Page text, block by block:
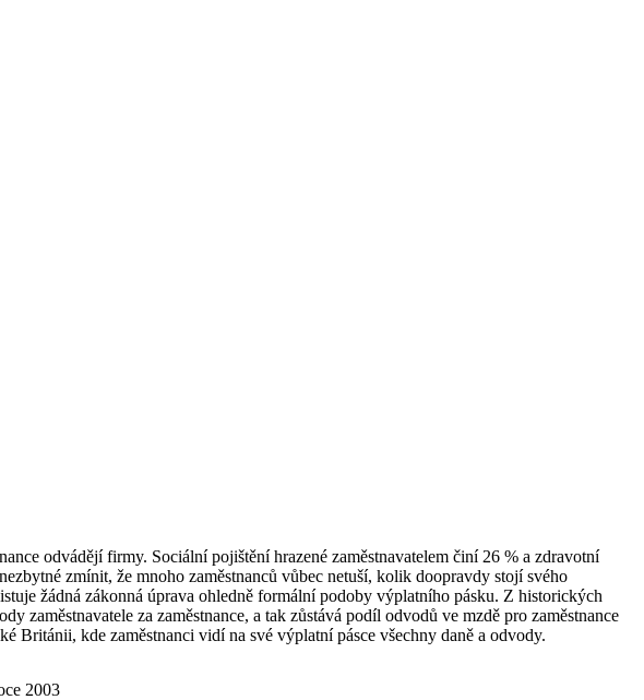
odvádějí firmy. Sociální pojištění hrazené zaměstnavatelem činí 26 % a zdravotní
zmínit, že mnoho zaměstnanců vůbec netuší, kolik doopravdy stojí svého
žádná zákonná úprava ohledně formální podoby výplatního pásku. Z historických
zaměstnavatele za zaměstnance, a tak zůstává podíl odvodů ve mzdě pro zaměstnance
Británii, kde zaměstnanci vidí na své výplatní pásce všechny daně a odvody.
2003